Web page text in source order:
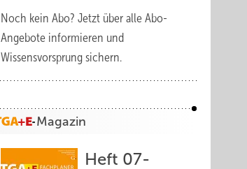
Noch kein Abo? Jetzt über alle Abo-
Angebote informieren und
Wissensvorsprung sichern.
Magazin
Heft 07-